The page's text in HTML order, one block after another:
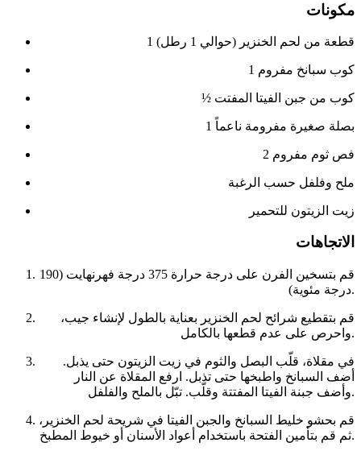
مكونات
1 قطعة من لحم الخنزير (حوالي 1 رطل)
1 كوب سبانخ مفروم
½ كوب من جبن الفيتا المفتت
1 بصلة صغيرة مفرومة ناعماً
2 فص ثوم مفروم
ملح وفلفل حسب الرغبة
زيت الزيتون للتحمير
الاتجاهات
قم بتسخين الفرن على درجة حرارة 375 درجة فهرنهايت (190
درجة مئوية).
قم بتقطيع شرائح لحم الخنزير بعناية بالطول لإنشاء جيب،
واحرص على عدم قطعها بالكامل.
في مقلاة، قلّب البصل والثوم في زيت الزيتون حتى يذبل.
أضف السبانخ واطبخها حتى تذبل. ارفع المقلاة عن النار
وأضف جبنة الفيتا المفتتة وقلّب. تبّل بالملح والفلفل.
قم بحشو خليط السبانخ والجبن الفيتا في شريحة لحم الخنزير،
ثم قم بتأمين الفتحة باستخدام أعواد الأسنان أو خيوط المطبخ.